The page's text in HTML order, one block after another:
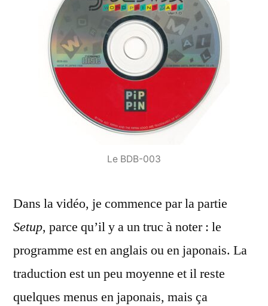
Le BDB-003
Dans la vidéo, je commence par la partie
Setup, parce qu’il y a un truc à noter : le
programme est en anglais ou en japonais. La
traduction est un peu moyenne et il reste
quelques menus en japonais, mais ça